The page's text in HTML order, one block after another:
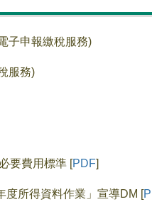
子申報繳稅服務)
服務)
要費用標準 [PDF]
度所得資料作業」宣導DM [